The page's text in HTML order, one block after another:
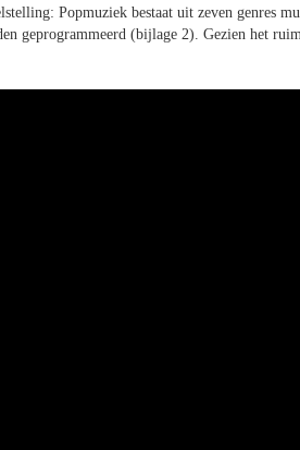
Popmuziek bestaat uit zeven genres
geprogrammeerd (bijlage 2). Gezien het